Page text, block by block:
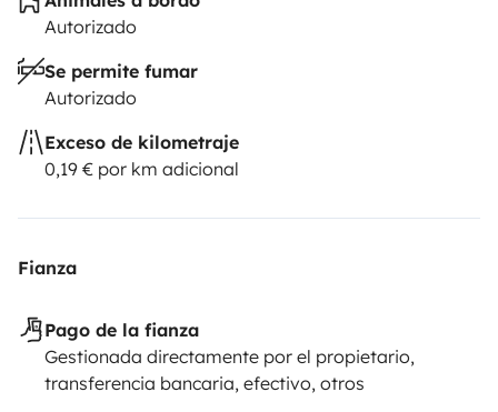
Autorizado
Se permite fumar
Autorizado
Exceso de kilometraje
0,19 € por km adicional
Fianza
Pago de la fianza
Gestionada directamente por el propietario,
transferencia bancaria, efectivo, otros